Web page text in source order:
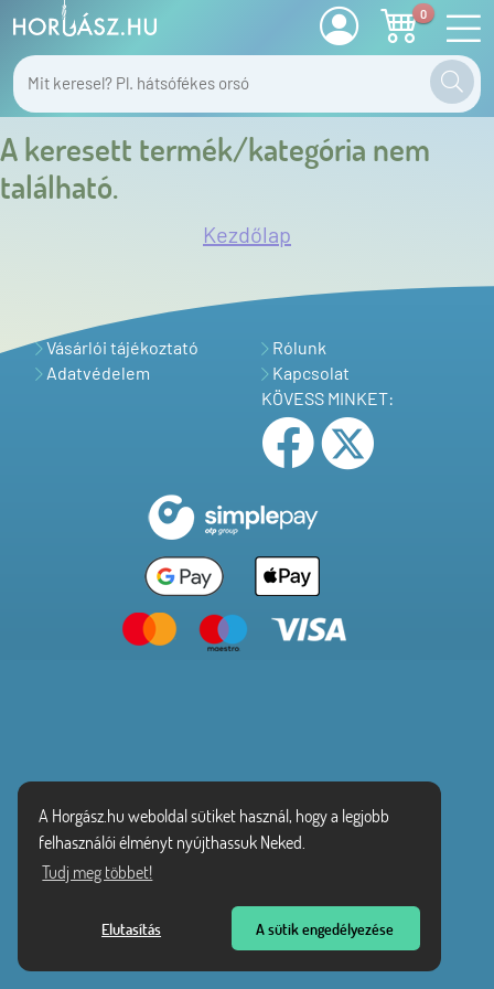
A Horgász.hu weboldal sütiket használ, hogy a legjobb
felhasználói élményt nyújthassuk Neked.
Tudj meg többet!
Elutasítás A sütik engedélyezése
0
A keresett termék/kategória nem
található.
Kezdőlap
Vásárlói tájékoztató
Adatvédelem
Rólunk
Kapcsolat
KÖVESS MINKET: